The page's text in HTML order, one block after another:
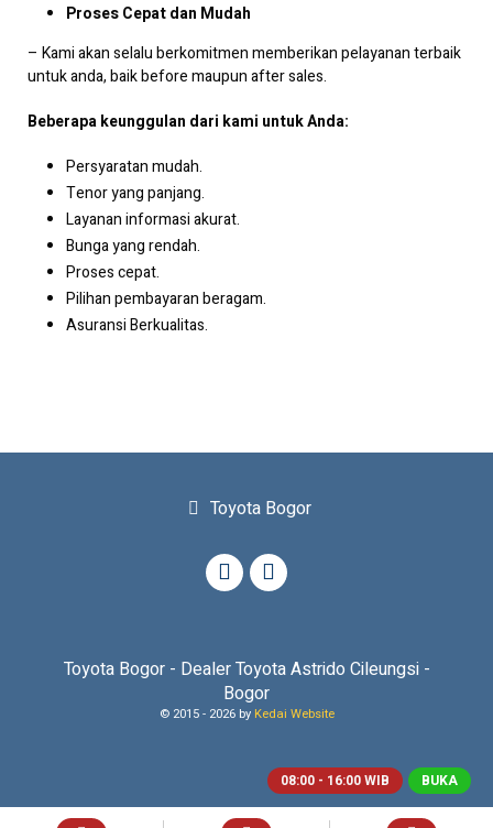
08:00 - 16:00 WIB BUKA
Proses Cepat dan Mudah
– Kami akan selalu berkomitmen memberikan pelayanan terbaik
untuk anda, baik before maupun after sales.
Beberapa keunggulan dari kami untuk Anda:
Persyaratan mudah.
Tenor yang panjang.
Layanan informasi akurat.
Bunga yang rendah.
Proses cepat.
Pilihan pembayaran beragam.
Asuransi Berkualitas.
Toyota Bogor
Toyota Bogor - Dealer Toyota Astrido Cileungsi -
Bogor
© 2015 - 2026 by Kedai Website